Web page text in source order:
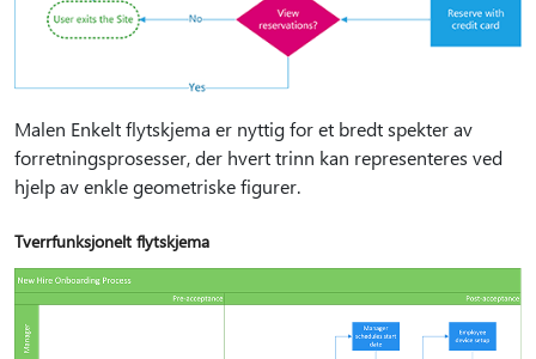
Malen Enkelt flytskjema er nyttig for et bredt spekter av
forretningsprosesser, der hvert trinn kan representeres ved
hjelp av enkle geometriske figurer.
Tverrfunksjonelt flytskjema